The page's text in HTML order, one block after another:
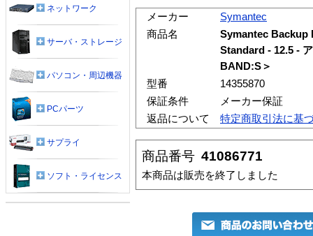
メーカー
Symantec
商品名
Symantec Backup
Standard - 12.5 -
BAND:S＞
型番
14355870
保証条件
メーカー保証
返品について
特定商取引法に基
商品番号 41086771
本商品は販売を終了しました
ネットワーク
サーバ・ストレージ
パソコン・周辺機器
PCパーツ
サプライ
ソフト・ライセンス